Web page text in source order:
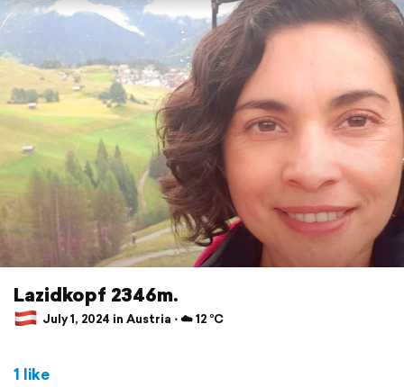
Lazidkopf 2346m.
July 1, 2024 in Austria ⋅ ☁️ 12 °C
1 like